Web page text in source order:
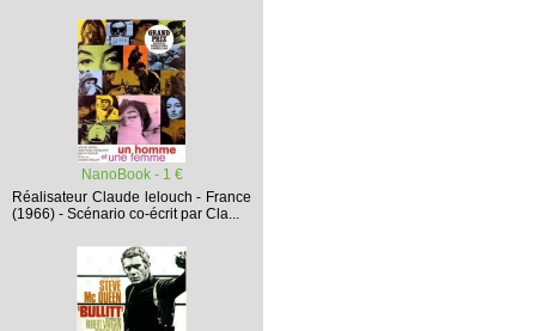
NanoBook - 1 €
Réalisateur Claude lelouch - France
(1966) - Scénario co-écrit par Cla...